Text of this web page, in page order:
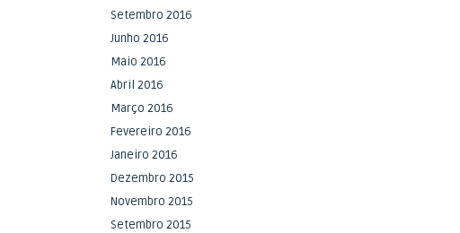
Setembro 2016
Junho 2016
Maio 2016
Abril 2016
Março 2016
Fevereiro 2016
Janeiro 2016
Dezembro 2015
Novembro 2015
Setembro 2015